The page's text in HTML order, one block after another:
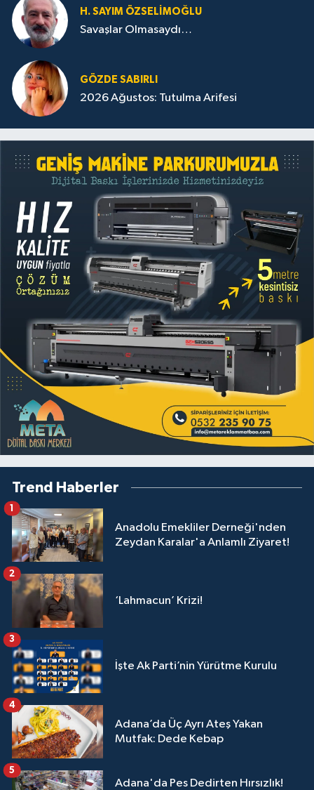
H. SAYIM ÖZSELİMOĞLU
Savaşlar Olmasaydı…
GÖZDE SABIRLI
2026 Ağustos: Tutulma Arifesi
Trend Haberler
Anadolu Emekliler Derneği'nden
Zeydan Karalar'a Anlamlı Ziyaret!
1
‘Lahmacun’ Krizi!
2
İşte Ak Parti’nin Yürütme Kurulu
3
Adana’da Üç Ayrı Ateş Yakan
Mutfak: Dede Kebap
4
Adana'da Pes Dedirten Hırsızlık!
5